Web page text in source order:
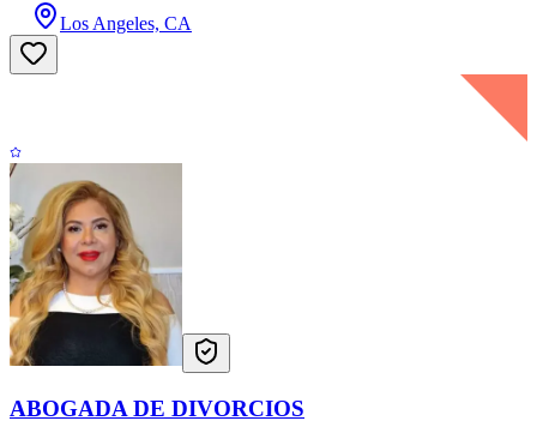
Los Angeles, CA
ABOGADA DE DIVORCIOS